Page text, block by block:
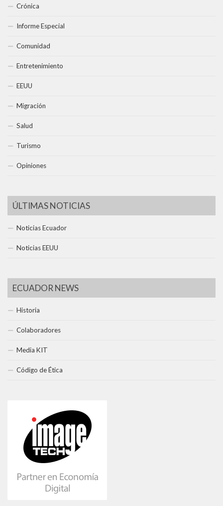
Crónica
Informe Especial
Comunidad
Entretenimiento
EEUU
Migración
Salud
Turismo
Opiniones
ÚLTIMAS NOTICIAS
Noticias Ecuador
Noticias EEUU
ECUADOR NEWS
Historia
Colaboradores
Media KIT
Código de Ética